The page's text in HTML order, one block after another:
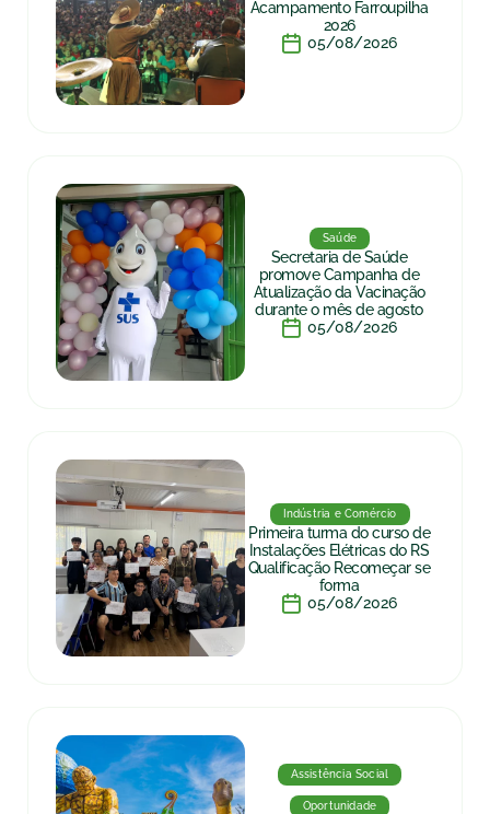
Acampamento Farroupilha
2026
05/08/2026
Saúde
Secretaria de Saúde
promove Campanha de
Atualização da Vacinação
durante o mês de agosto
05/08/2026
Indústria e Comércio
Primeira turma do curso de
Instalações Elétricas do RS
Qualificação Recomeçar se
forma
05/08/2026
Assistência Social
Oportunidade